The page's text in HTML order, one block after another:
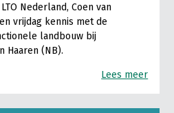
Nederland, Coen van
vrijdag kennis met de
landbouw bij
Haaren (NB).
Lees meer